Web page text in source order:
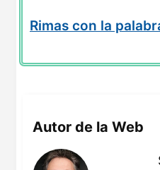
Rimas con la
Autor de la Web